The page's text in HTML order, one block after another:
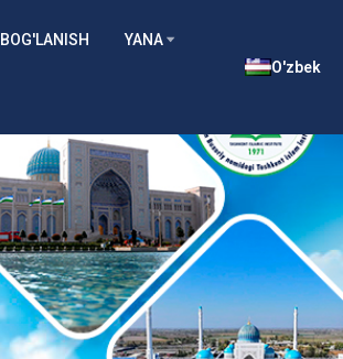
BOG'LANISH YANA
O'zbek